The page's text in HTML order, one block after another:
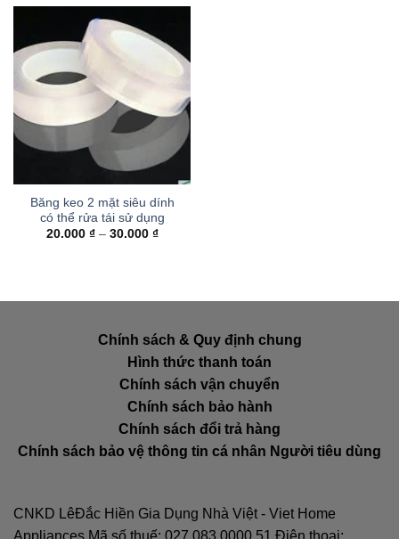
Băng keo 2 mặt siêu dính
có thể rửa tái sử dụng
20.000 ₫ – 30.000 ₫Khoảng
Chính sách & Quy định chung
Hình thức thanh toán
Chính sách vận chuyển
Chính sách bảo hành
Chính sách đổi trả hàng
Chính sách bảo vệ thông tin cá nhân Người tiêu dùng
CNKD LêĐắc Hiền Gia Dụng Nhà Việt - Viet Home
Appliances Mã số thuế: 027.083.0000.51 Điện thoại: